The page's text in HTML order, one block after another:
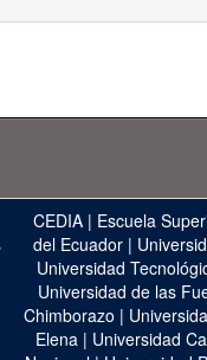
CEDIA | Escuela
del Ecuador|
Universidad
Universidad de las
Chimborazo |
Elena | Universidad